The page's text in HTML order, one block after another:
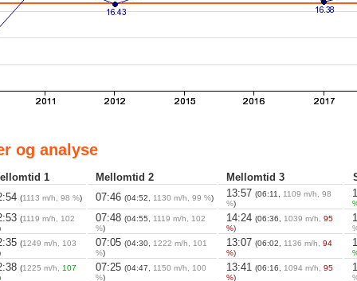
og analyse
1 Mellomtid 2 Mellomtid 3
(1113 m/h, 98 %) 07:46 (04:52, 1130 m/h, 99 %) 13:57 (06:11, 1109 m/h, 98
%)
(1119 m/h, 102
07:48 (04:55, 1119 m/h, 102
%)
14:24 (06:36, 1039 m/h, 95
%)
(1249 m/h, 103
07:05 (04:30, 1222 m/h, 101
%)
13:07 (06:02, 1136 m/h, 94
%)
(1225 m/h, 107
07:25 (04:47, 1150 m/h, 100
%)
13:41 (06:16, 1094 m/h, 95
%)